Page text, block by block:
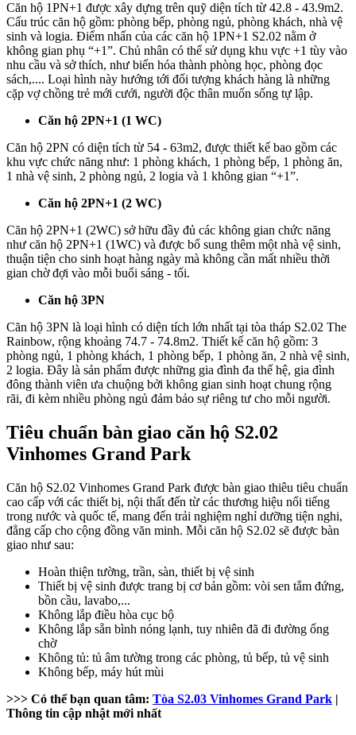
Căn hộ 1PN+1 được xây dựng trên quỹ diện tích từ 42.8 - 43.9m2.
Cấu trúc căn hộ gồm: phòng bếp, phòng ngủ, phòng khách, nhà vệ
sinh và logia. Điểm nhấn của các căn hộ 1PN+1 S2.02 nằm ở
không gian phụ “+1”. Chủ nhân có thể sử dụng khu vực +1 tùy vào
nhu cầu và sở thích, như biến hóa thành phòng học, phòng đọc
sách,.... Loại hình này hướng tới đối tượng khách hàng là những
cặp vợ chồng trẻ mới cưới, người độc thân muốn sống tự lập.
Căn hộ 2PN+1 (1 WC)
Căn hộ 2PN có diện tích từ 54 - 63m2, được thiết kế bao gồm các
khu vực chức năng như: 1 phòng khách, 1 phòng bếp, 1 phòng ăn,
1 nhà vệ sinh, 2 phòng ngủ, 2 logia và 1 không gian “+1”.
Căn hộ 2PN+1 (2 WC)
Căn hộ 2PN+1 (2WC) sở hữu đầy đủ các không gian chức năng
như căn hộ 2PN+1 (1WC) và được bổ sung thêm một nhà vệ sinh,
thuận tiện cho sinh hoạt hàng ngày mà không cần mất nhiều thời
gian chờ đợi vào mỗi buổi sáng - tối.
Căn hộ 3PN
Căn hộ 3PN là loại hình có diện tích lớn nhất tại tòa tháp S2.02 The
Rainbow, rộng khoảng 74.7 - 74.8m2. Thiết kế căn hộ gồm: 3
phòng ngủ, 1 phòng khách, 1 phòng bếp, 1 phòng ăn, 2 nhà vệ sinh,
2 logia. Đây là sản phẩm được những gia đình đa thế hệ, gia đình
đông thành viên ưa chuộng bởi không gian sinh hoạt chung rộng
rãi, đi kèm nhiều phòng ngủ đảm bảo sự riêng tư cho mỗi người.
Tiêu chuẩn bàn giao căn hộ S2.02
Vinhomes Grand Park
Căn hộ S2.02 Vinhomes Grand Park được bàn giao thiêu tiêu chuẩn
cao cấp với các thiết bị, nội thất đến từ các thương hiệu nổi tiếng
trong nước và quốc tế, mang đến trải nghiệm nghỉ dưỡng tiện nghi,
đẳng cấp cho cộng đồng văn minh. Mỗi căn hộ S2.02 sẽ được bàn
giao như sau:
Hoàn thiện tường, trần, sàn, thiết bị vệ sinh
Thiết bị vệ sinh được trang bị cơ bản gồm: vòi sen tắm đứng,
bồn cầu, lavabo,...
Không lắp điều hòa cục bộ
Không lắp sẵn bình nóng lạnh, tuy nhiên đã đi đường ống
chờ
Không tủ: tủ âm tường trong các phòng, tủ bếp, tủ vệ sinh
Không bếp, máy hút mùi
>>> Có thể bạn quan tâm: Tòa S2.03 Vinhomes Grand Park |
Thông tin cập nhật mới nhất